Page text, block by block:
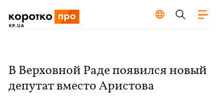
В Верховной Раде появился новый
депутат вместо Аристова